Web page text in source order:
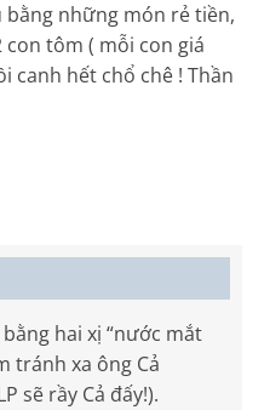
bằng những món rẻ tiền,
tôm ( mỗi con giá
canh hết chổ chê ! Thần
hai xị “nước mắt
tránh xa ông Cả
sẽ rầy Cả đấy!).